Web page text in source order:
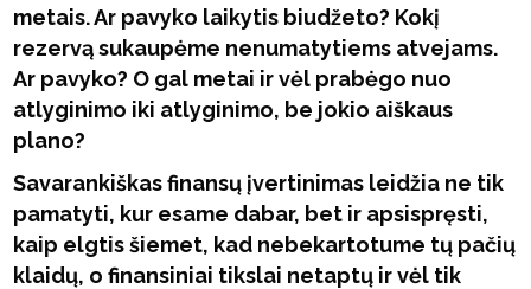
metais. Ar pavyko laikytis biudžeto? Kokį
rezervą sukaupėme nenumatytiems atvejams.
Ar pavyko? O gal metai ir vėl prabėgo nuo
atlyginimo iki atlyginimo, be jokio aiškaus
plano?
Savarankiškas finansų įvertinimas leidžia ne tik
pamatyti, kur esame dabar, bet ir apsispręsti,
kaip elgtis šiemet, kad nebekartotume tų pačių
klaidų, o finansiniai tikslai netaptų ir vėl tik